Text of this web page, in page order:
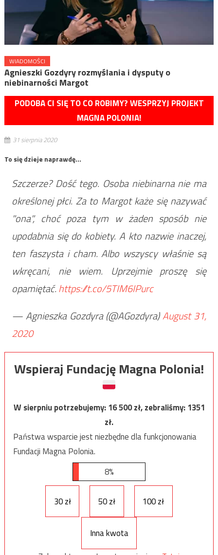
WIADOMOŚCI
Agnieszki Gozdyry rozmyślania i dysputy o
niebinarności Margot
PODOBA CI SIĘ TO CO ROBIMY? WESPRZYJ PROJEKT
MAGNA POLONIA!
31 sierpnia 2020
To się dzieje naprawdę…
Szczerze? Dość tego. Osoba niebinarna nie ma
określonej płci. Za to Margot każe się nazywać
"ona", choć poza tym w żaden sposób nie
upodabnia się do kobiety. A kto nazwie inaczej,
ten faszysta i cham. Albo wszyscy właśnie są
wkręcani, nie wiem. Uprzejmie proszę się
opamiętać.https://t.co/5TIM6IPurc
— Agnieszka Gozdyra (@AGozdyra)August 31,
2020
Wspieraj Fundację Magna Polonia!
W sierpniu potrzebujemy:16 500zł, zebraliśmy:1351
zł.
Państwa wsparcie jest niezbędne dla funkcjonowania
Fundacji Magna Polonia.
8%
30 zł 50 zł 100 zł
Inna kwota